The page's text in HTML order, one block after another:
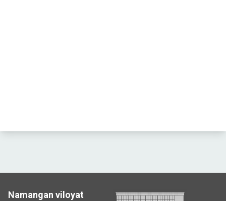
Namangan viloyat